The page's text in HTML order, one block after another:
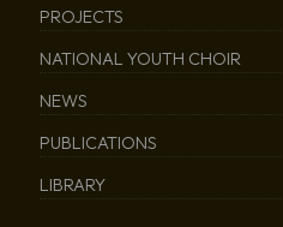
PROJECTS
NATIONAL YOUTH CHOIR
NEWS
PUBLICATIONS
LIBRARY